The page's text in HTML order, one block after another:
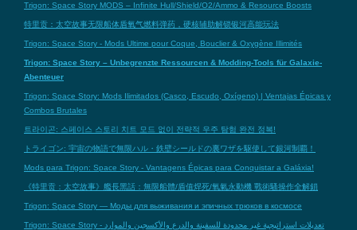
Trigon: Space Story MODS – Infinite Hull/Shield/O2/Ammo & Resource Boosts
特里贡：太空故事无限船体盾氧气燃料弹药，硬核辅助解锁银河高能玩法
Trigon: Space Story - Mods Ultime pour Coque, Bouclier & Oxygène Illimités
Trigon: Space Story – Unbegrenzte Ressourcen & Modding-Tools für Galaxie-
Abenteuer
Trigon: Space Story: Mods Ilimitados (Casco, Escudo, Oxígeno) | Ventajas Épicas y
Combos Brutales
트라이곤: 스페이스 스토리 치트 모드 없이 전략적 우주 탐험 완전 정복!
トライゴン: 宇宙の物語で無限ハル・鉄壁シールドの裏ワザを駆使して銀河制覇！
Mods para Trigon: Space Story - Vantagens Épicas para Conquistar a Galáxia!
《特里贡：太空故事》艦長黑話：無限船體/盾值焊死/氧氣永動機 戰術騷操作全解鎖
Trigon: Space Story — Моды для выживания и эпичных трюков в космосе
Trigon: Space Story - تعديلات استراتيجية غير محدودة للسفينة والدرع والأكسجين والموارد